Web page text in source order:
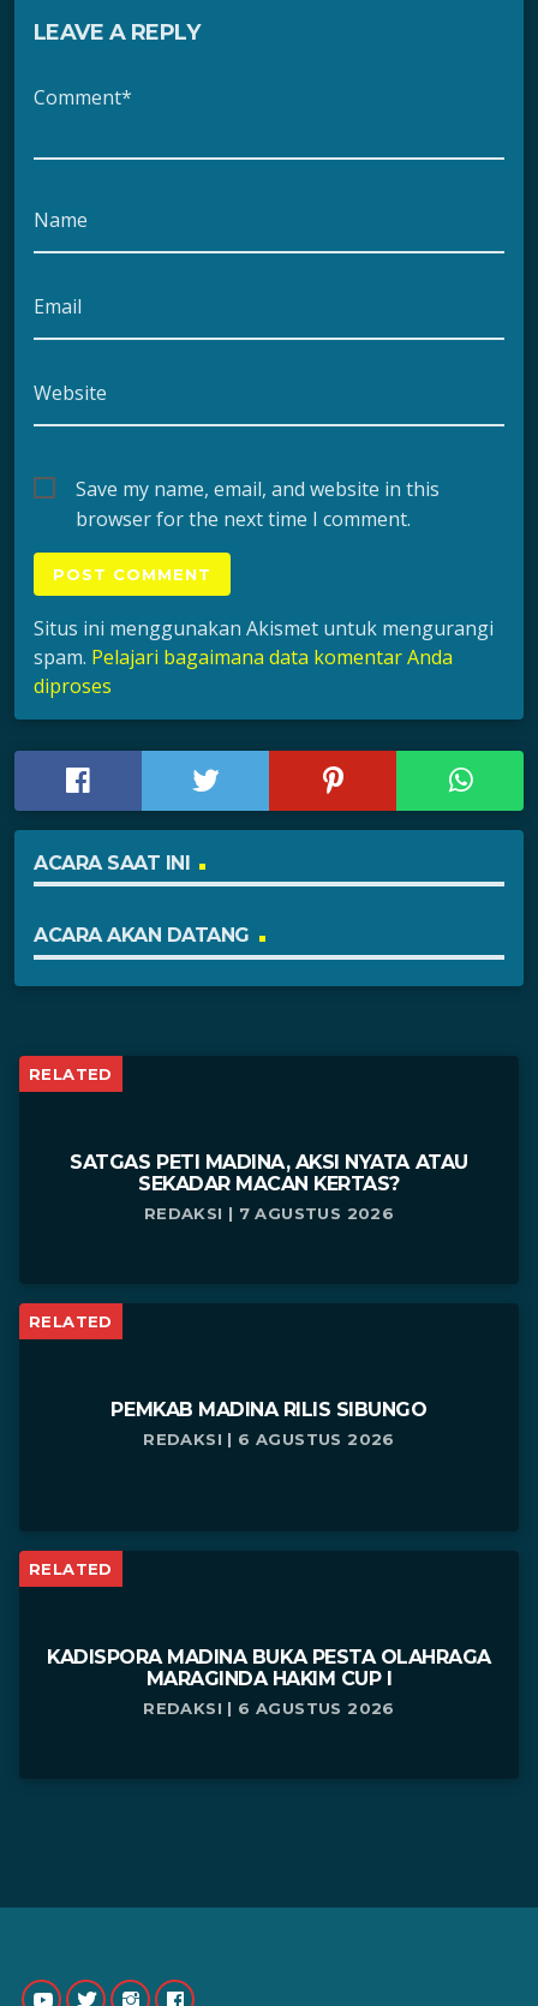
LEAVE A REPLY
Comment*
Name
Email
Website
Save my name, email, and website in this
browser for the next time I comment.
Situs ini menggunakan Akismet untuk mengurangi
spam. Pelajari bagaimana data komentar Anda
diproses
ACARA SAAT INI
ACARA AKAN DATANG
RELATED
SATGAS PETI MADINA, AKSI NYATA ATAU
SEKADAR MACAN KERTAS?
REDAKSI | 7 AGUSTUS 2026
RELATED
PEMKAB MADINA RILIS SIBUNGO
REDAKSI | 6 AGUSTUS 2026
RELATED
KADISPORA MADINA BUKA PESTA OLAHRAGA
MARAGINDA HAKIM CUP I
REDAKSI | 6 AGUSTUS 2026